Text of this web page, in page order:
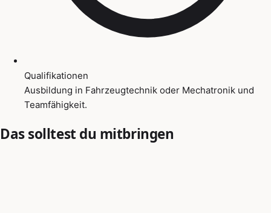
Qualifikationen
Ausbildung in Fahrzeugtechnik oder Mechatronik und
Teamfähigkeit.
Das solltest du mitbringen